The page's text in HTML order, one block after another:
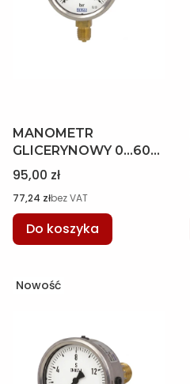
MANOMETR
GLICERYNOWY 0...60
BAR 63MM WYJŚCIE
DOLNE, WIKA
12077420
Cena
95,00 zł
Cena
77,24 złbez VAT
Do koszyka
Nowość